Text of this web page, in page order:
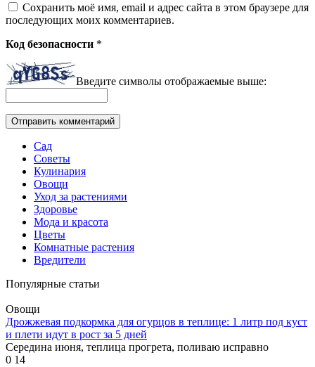
Сохранить моё имя, email и адрес сайта в этом браузере для
последующих моих комментариев.
Код безопасности *
Введите символы отображаемые выше:
Сад
Советы
Кулинария
Овощи
Уход за растениями
Здоровье
Мода и красота
Цветы
Комнатные растения
Вредители
Популярные статьи
Овощи
Дрожжевая подкормка для огурцов в теплице: 1 литр под куст
и плети идут в рост за 5 дней
Середина июня, теплица прогрета, поливаю исправно
0 14